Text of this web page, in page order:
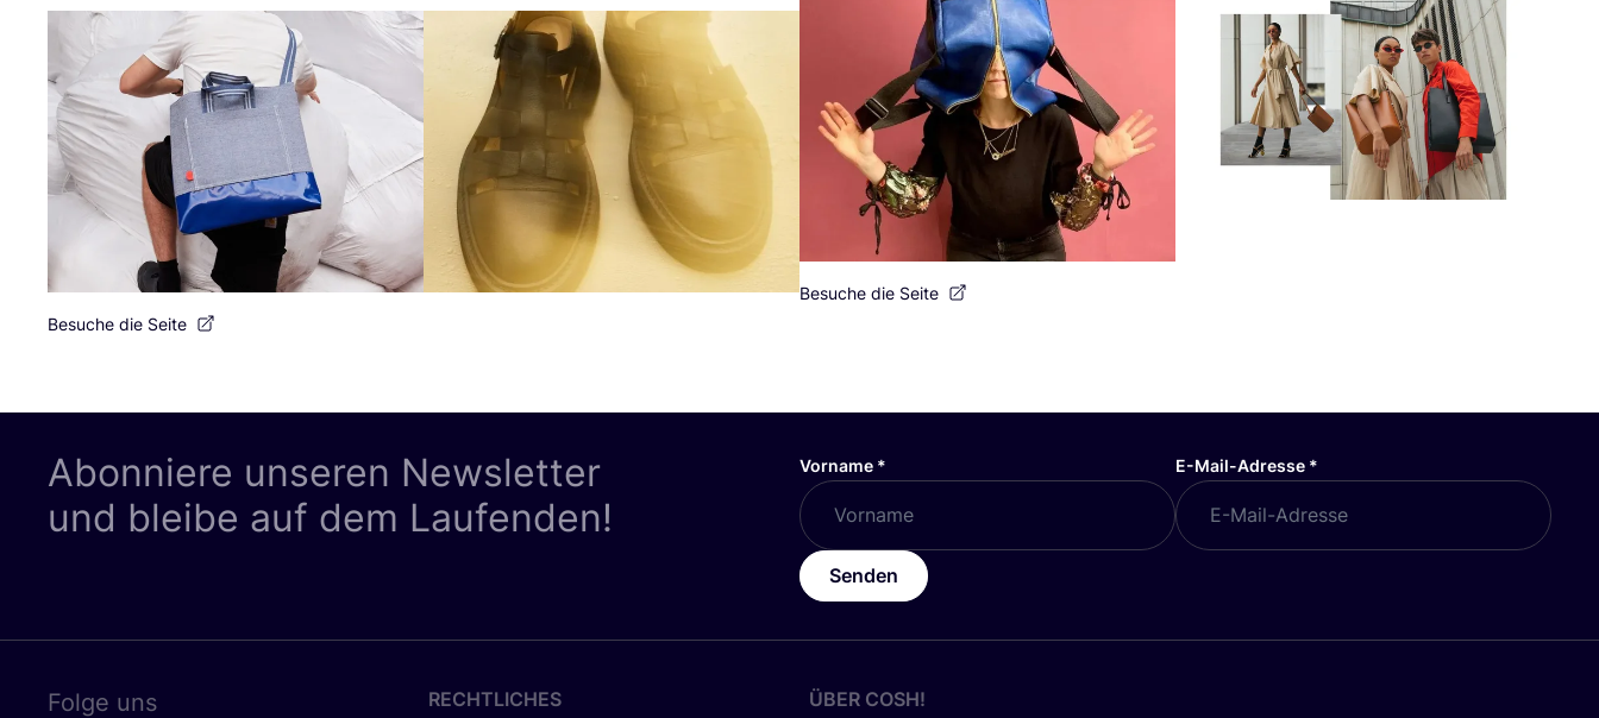
Besuche die Seite
Besuche die Seite
Abonniere unseren Newsletter
und bleibe auf dem Laufenden!
Vorname * E-Mail-Adresse *
Senden
Folge uns RECHTLICHES ÜBER COSH!